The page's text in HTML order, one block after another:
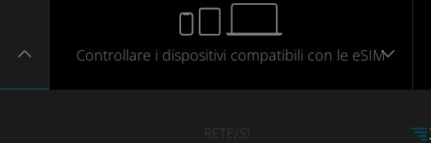
Controllare i dispositivi compatibili con le eSIM
RETE(S)